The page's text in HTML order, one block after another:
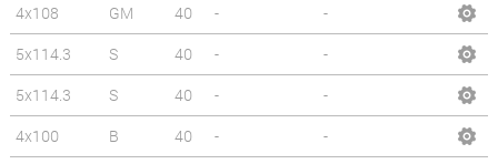
4x108
GM 40 -
-
5x114.3
S 40 -
-
5x114.3
S 40 -
-
4x100
B 40 -
-